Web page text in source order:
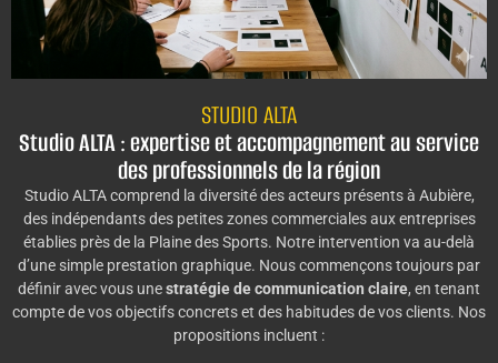
STUDIO ALTA
Studio ALTA : expertise et accompagnement au service
des professionnels de la région
Studio ALTA comprend la diversité des acteurs présents à Aubière,
des indépendants des petites zones commerciales aux entreprises
établies près de la Plaine des Sports. Notre intervention va au-delà
d’une simple prestation graphique. Nous commençons toujours par
définir avec vous unestratégie de communication claire, en tenant
compte de vos objectifs concrets et des habitudes de vos clients. Nos
propositions incluent :